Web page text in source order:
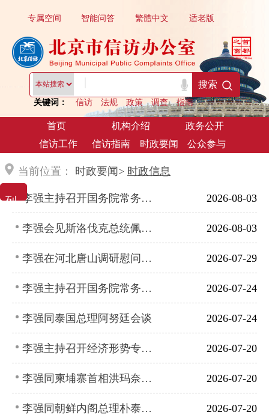
关键词： 信访 法规 政策 调查 指南
搜索
繁體中文
专属空间 适老版
智能问答
首页 机构介绍
政务公开
信访工作
信访指南 时政要闻 公众参与
当前位置： 时政要闻> 时政信息
李强主持召开国务院常务会议 学习贯彻习近平总书记关于上半年经济形势和做好下半年经济工作的重要讲话精神 2026-08-03
李强会见斯洛伐克总统佩列格里尼 2026-08-03
李强在河北唐山调研慰问时强调 持续提升防灾减灾救灾能力 切实保障人民群众生命财产安全 2026-07-29
李强主持召开国务院常务会议 听取对服务业扩能提质和“六张网”规划建设督查情况汇报等 2026-07-24
李强同泰国总理阿努廷会谈 2026-07-24
李强主持召开经济形势专家和企业家座谈会 2026-07-20
李强同柬埔寨首相洪玛奈会谈 2026-07-20
李强同朝鲜内阁总理朴泰成会谈 2026-07-20